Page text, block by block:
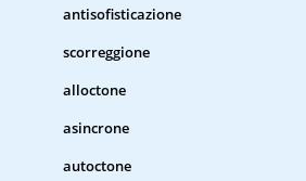
antisofisticazione
scorreggione
alloctone
asincrone
autoctone